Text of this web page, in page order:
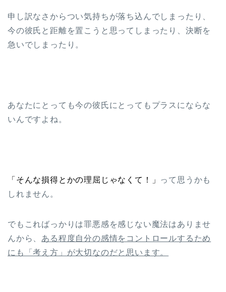
申し訳なさからつい気持ちが落ち込んでしまったり、
今の彼氏と距離を置こうと思ってしまったり、決断を
急いでしまったり。
あなたにとっても今の彼氏にとってもプラスにならな
いんですよね。
「そんな損得とかの理屈じゃなくて！」 って思うかも
しれません。
でもこればっかりは罪悪感を感じない魔法はありませ
んから、 ある程度自分の感情をコントロールするため
にも「考え方」が大切なのだと思います。